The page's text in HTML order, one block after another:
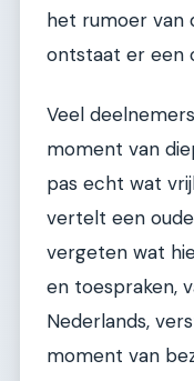
het rumoer van
ontstaat er een
Veel
moment van
pas echt wat
vertelt een
vergeten wat
en toespraken,
Nederlands,
moment van